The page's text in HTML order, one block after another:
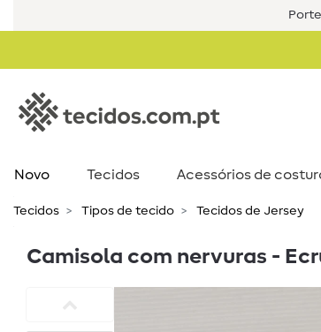
Novo Tecidos Acessórios de
Tecidos Tipos de tecido Tecidos de Jersey
Camisola com nervuras -